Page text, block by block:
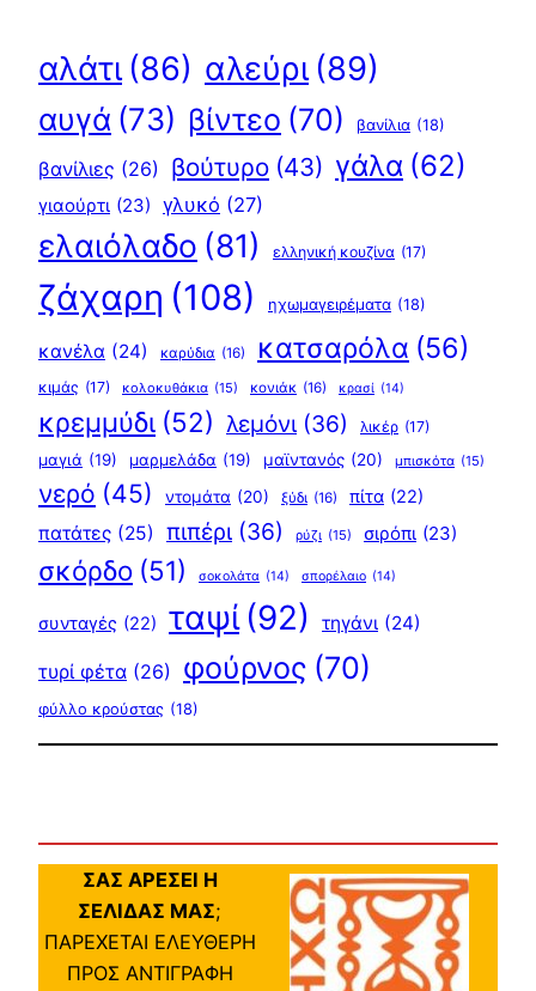
αλάτι (86) αλεύρι (89)
αυγά (73) βίντεο (70) βανίλια (18)
βανίλιες (26) βούτυρο (43) γάλα (62)
γιαούρτι (23) γλυκό (27)
ελαιόλαδο (81) ελληνική κουζίνα (17)
ζάχαρη (108) ηχωμαγειρέματα (18)
κανέλα (24) καρύδια (16) κατσαρόλα (56)
κιμάς (17) κολοκυθάκια (15) κονιάκ (16) κρασί (14)
κρεμμύδι (52) λεμόνι (36) λικέρ (17)
μαγιά (19) μαρμελάδα (19) μαϊντανός (20) μπισκότα (15)
νερό (45) ντομάτα (20) ξύδι (16) πίτα (22)
πατάτες (25) πιπέρι (36) ρύζι (15) σιρόπι (23)
σκόρδο (51) σοκολάτα (14) σπορέλαιο (14)
συνταγές (22) ταψί (92) τηγάνι (24)
τυρί φέτα (26) φούρνος (70)
φύλλο κρούστας (18)
ΣΑΣ ΑΡΕΣΕΙ Η
ΣΕΛΙΔΑΣ ΜΑΣ;
ΠΑΡΕΧΕΤΑΙ ΕΛΕΥΘΕΡΗ
ΠΡΟΣ ΑΝΤΙΓΡΑΦΗ